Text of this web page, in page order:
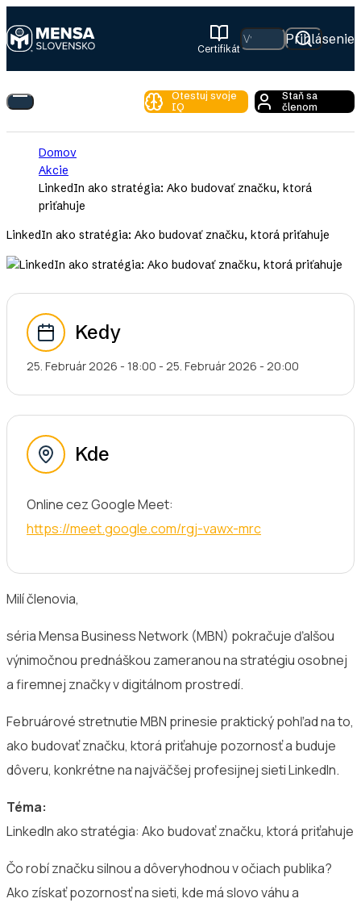
to
main
content
Certifikát
Hľadať Prihlásenie
Toggle
Otestuj svoje
IQ
Staň sa
členom
Breadcrumb
Domov
Akcie
LinkedIn ako stratégia: Ako budovať značku, ktorá
priťahuje
LinkedIn ako stratégia: Ako budovať značku, ktorá priťahuje
Kedy
25. Február 2026 - 18:00 - 25. Február 2026 - 20:00
Kde
Online cez Google Meet:
https://meet.google.com/rgj-vawx-mrc
Milí členovia,
séria Mensa Business Network (MBN) pokračuje ďalšou
výnimočnou prednáškou zameranou na stratégiu osobnej
a firemnej značky v digitálnom prostredí.
Februárové stretnutie MBN prinesie praktický pohľad na to,
ako budovať značku, ktorá priťahuje pozornosť a buduje
dôveru, konkrétne na najväčšej profesijnej sieti LinkedIn.
Téma:
LinkedIn ako stratégia: Ako budovať značku, ktorá priťahuje
Čo robí značku silnou a dôveryhodnou v očiach publika?
Ako získať pozornosť na sieti, kde má slovo váhu a